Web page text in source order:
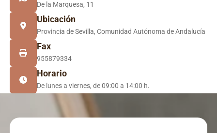
De la Marquesa, 11
Ubicación
Provincia de Sevilla, Comunidad Autónoma de Andalucía
Fax
955879334
Horario
De lunes a viernes, de 09:00 a 14:00 h.